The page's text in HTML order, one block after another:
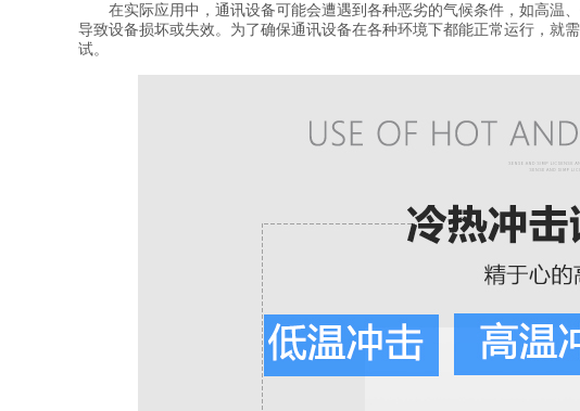
在实际应用中，通讯设备可能会遭遇到各种恶劣的气候条件，如高温
导致设备损坏或失效。为了确保通讯设备在各种环境下都能正常运行，就
试。